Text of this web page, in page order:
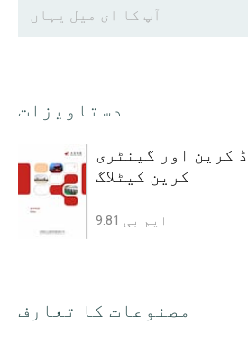
دستاویزات
کرین اور گینٹری
کرین کیٹلاگ
9.81 ایم بی
مصنوعات کا تعارف